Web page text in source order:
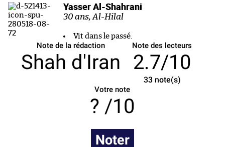
Yasser Al-Shahrani
30 ans, Al-Hilal
Vit dans le passé.
Note de la rédaction
Shah d'Iran
Note des lecteurs
2.7/10
33note(s)
Votre note
/10
Noter